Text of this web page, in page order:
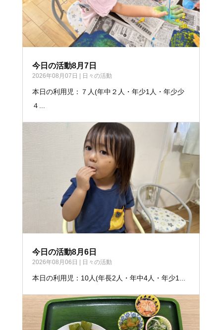
今日の活動8月7日
2026年08月07日 日々の活動
本日の利用児：７人(年中２人・年少1人・年少少
４...
今日の活動8月6日
2026年08月06日 日々の活動
本日の利用児：10人(年長2人・年中4人・年少1...